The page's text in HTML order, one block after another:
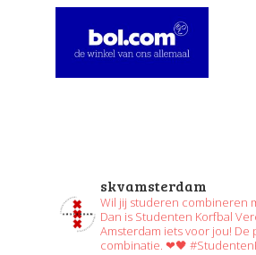
skvamsterdam
Wil jij studeren combineren
Dan is Studenten Korfbal
Amsterdam iets voor jou! De
combinatie. ❤🖤